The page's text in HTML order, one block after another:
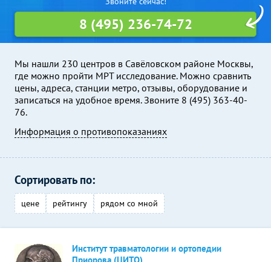
Мы нашли 230 центров в Савёловском районе Москвы,
где можно пройти МРТ исследование. Можно сравнить
цены, адреса, станции метро, отзывы, оборудование и
записаться на удобное время. Звоните 8 (495) 363-40-
76.
Информация о противопоказаниях
8 (495) 236-74-72
Сортировать по:
цене рейтингу рядом со мной
Институт травматологии и ортопедии